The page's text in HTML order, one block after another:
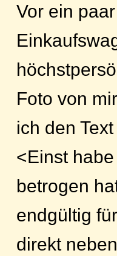
Vor ein
Foto von
ich den
<Einst
betrogen
endgültig
direkt